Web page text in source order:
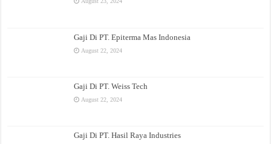
Gaji Di PT. Epiterma Mas Indonesia
August 22, 2024
Gaji Di PT. Weiss Tech
August 22, 2024
Gaji Di PT. Hasil Raya Industries